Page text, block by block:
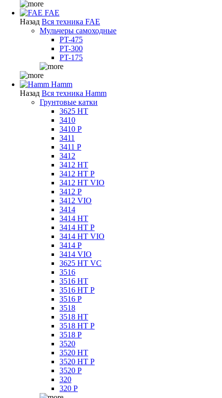
FAE
Назад Вся техника FAE
Мульчеры самоходные
PT-475
PT-300
PT-175
Hamm
Назад Вся техника Hamm
Грунтовые катки
3625 HT
3410
3410 P
3411
3411 P
3412
3412 HT
3412 HT P
3412 HT VIO
3412 P
3412 VIO
3414
3414 HT
3414 HT P
3414 HT VIO
3414 P
3414 VIO
3625 HT VC
3516
3516 HT
3516 HT P
3516 P
3518
3518 HT
3518 HT P
3518 P
3520
3520 HT
3520 HT P
3520 P
320
320 P